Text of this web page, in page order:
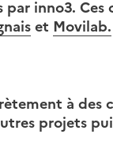
par inno3.
et Movilab.
à
projets